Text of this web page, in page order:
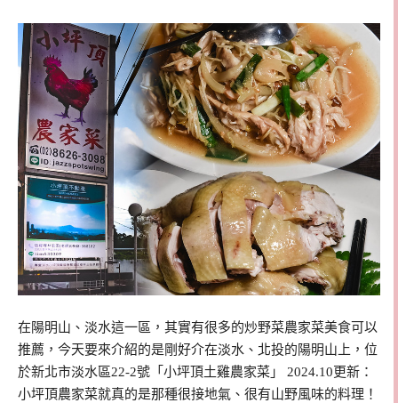
在陽明山、淡水這一區，其實有很多的炒野菜農家菜美食可以
推薦，今天要來介紹的是剛好介在淡水、北投的陽明山上，位
於新北市淡水區22-2號「小坪頂土雞農家菜」 2024.10更新：
小坪頂農家菜就真的是那種很接地氣、很有山野風味的料理！